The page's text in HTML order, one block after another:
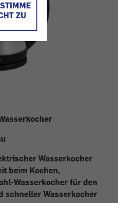
ZU
Wasserkocher
beim Kochen,
Wasserkocher für den
schneller Wasserkocher